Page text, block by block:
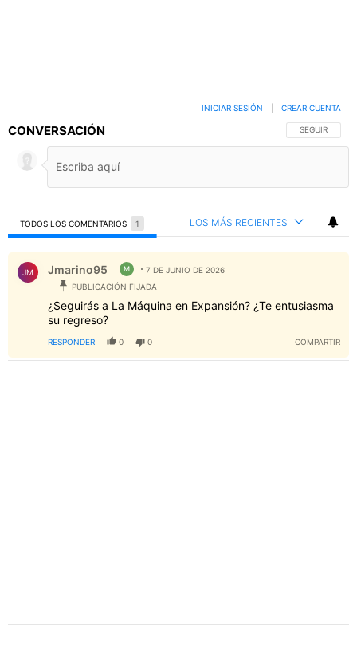
CONVERSACIÓN SIGA ESTA
SEGUIR
INICIAR SESIÓN CREAR CUENTA
TODOS LOS COMENTARIOS 1 LOS MÁS RECIENTES
Comentario de Jmarino95.
JM Jmarino95 M
7 DE JUNIO DE 2026
PUBLICACIÓN FIJADA
¿Seguirás a La Máquina en Expansión? ¿Te entusiasma
su regreso?
RESPONDER 0 0 COMPARTIR